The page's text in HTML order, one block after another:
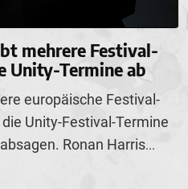
mehrere Festival-
Unity-Termine ab
Unity-Festival-Termine
Ronan Harris...